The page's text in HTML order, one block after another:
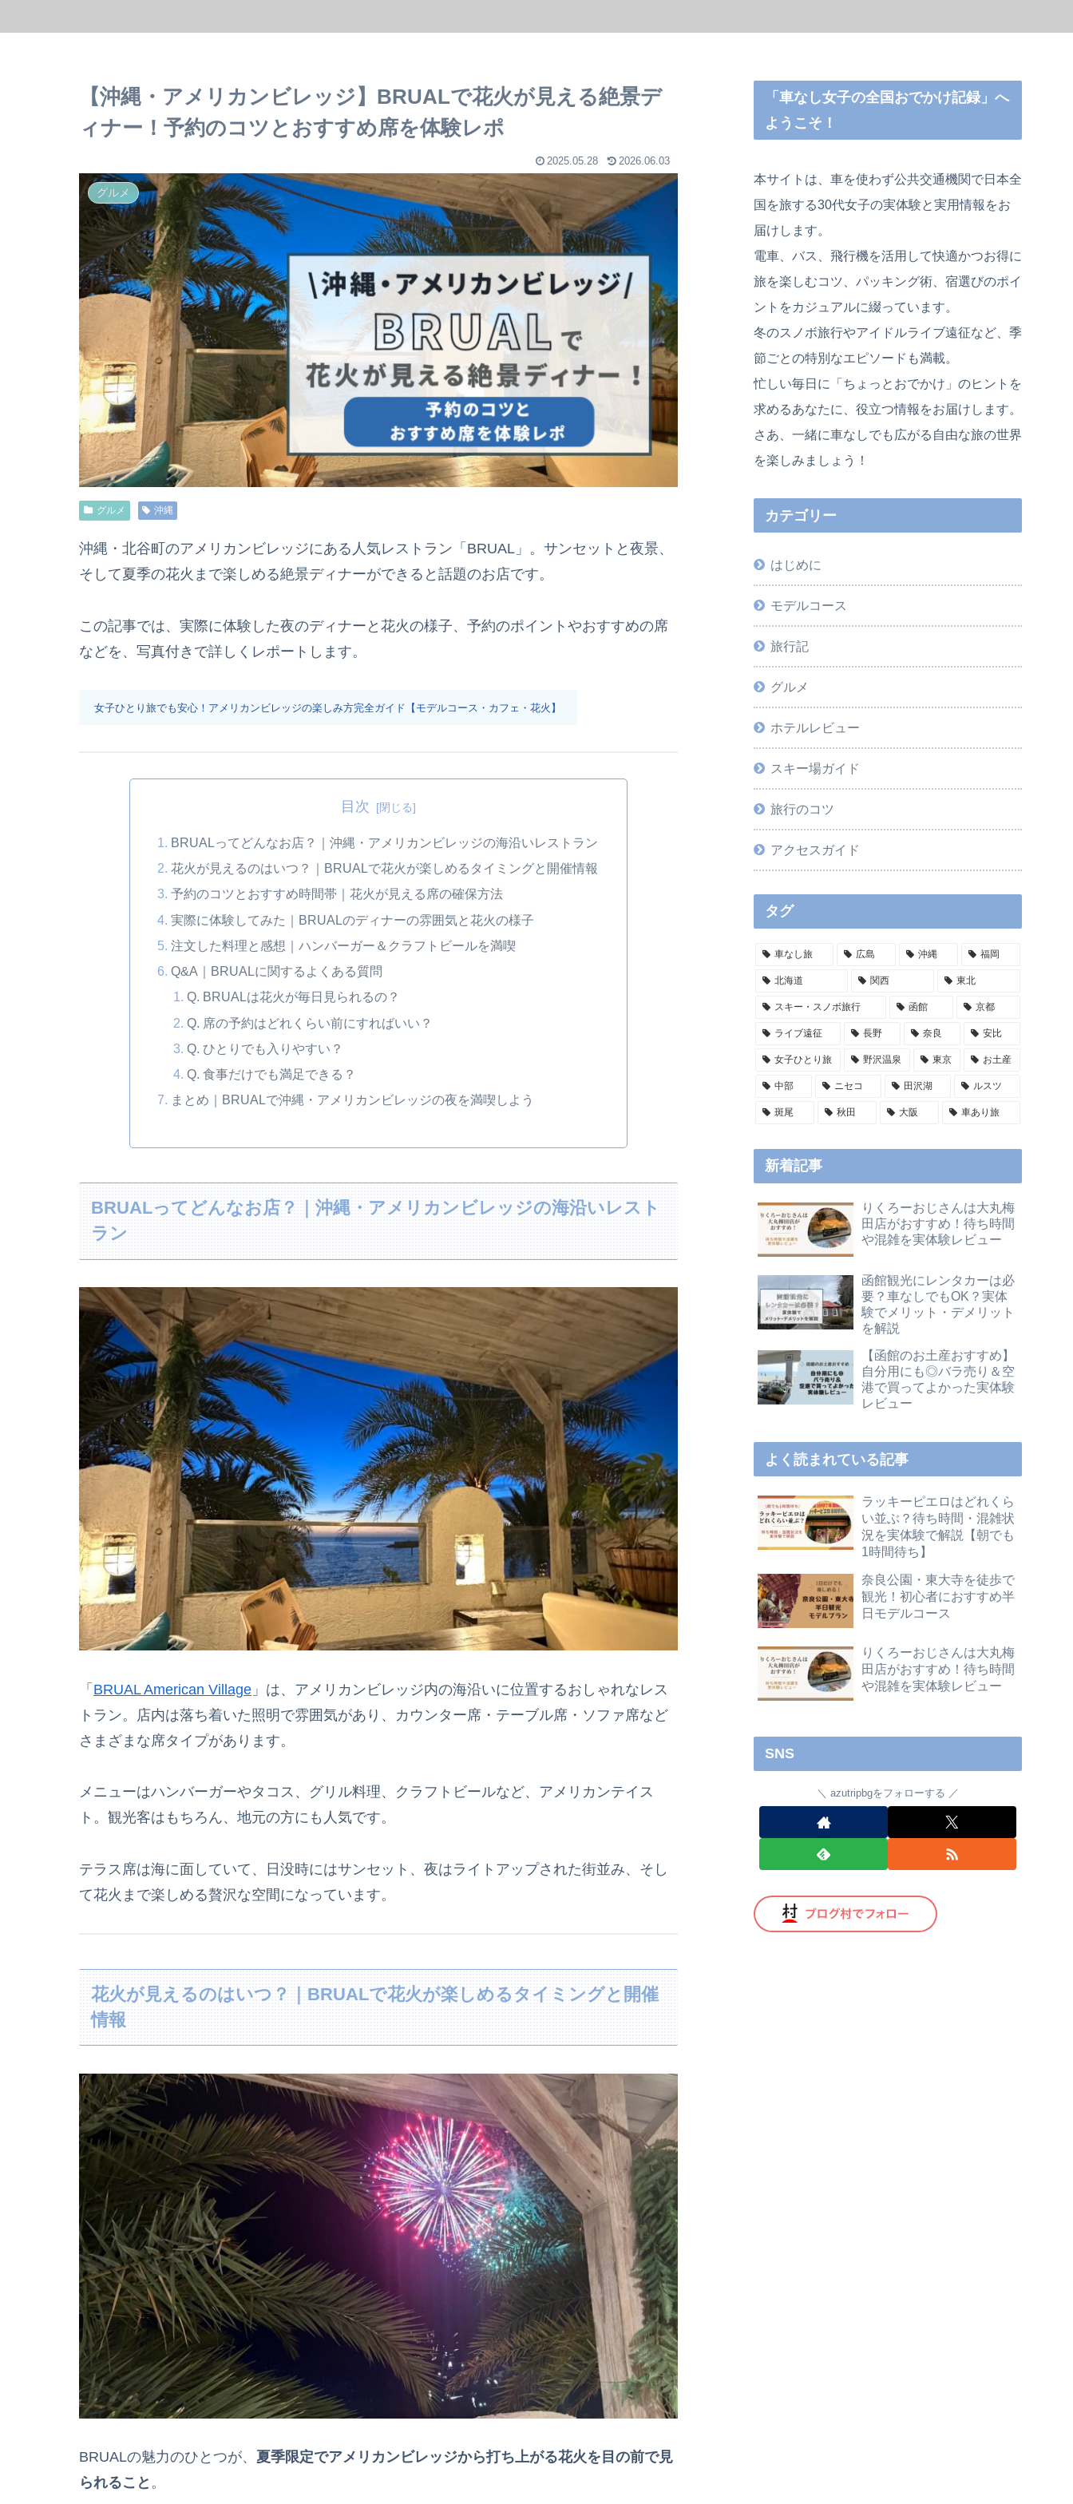
【沖縄・アメリカンビレッジ】BRUALで花火が見える絶景デ
ィナー！予約のコツとおすすめ席を体験レポ
2025.05.28 2026.06.03
グルメ
グルメ 沖縄
沖縄・北谷町のアメリカンビレッジにある人気レストラン「BRUAL」。サンセットと夜景、
そして夏季の花火まで楽しめる絶景ディナーができると話題のお店です。
この記事では、実際に体験した夜のディナーと花火の様子、予約のポイントやおすすめの席
などを、写真付きで詳しくレポートします。
女子ひとり旅でも安心！アメリカンビレッジの楽しみ方完全ガイド【モデルコース・カフェ・花火】
目次
BRUALってどんなお店？｜沖縄・アメリカンビレッジの海沿いレストラン
花火が見えるのはいつ？｜BRUALで花火が楽しめるタイミングと開催情報
予約のコツとおすすめ時間帯｜花火が見える席の確保方法
実際に体験してみた｜BRUALのディナーの雰囲気と花火の様子
注文した料理と感想｜ハンバーガー＆クラフトビールを満喫
Q&A｜BRUALに関するよくある質問
Q. BRUALは花火が毎日見られるの？
Q. 席の予約はどれくらい前にすればいい？
Q. ひとりでも入りやすい？
Q. 食事だけでも満足できる？
まとめ｜BRUALで沖縄・アメリカンビレッジの夜を満喫しよう
BRUALってどんなお店？｜沖縄・アメリカンビレッジの海沿いレスト
ラン
「 BRUAL American Village 」は、アメリカンビレッジ内の海沿いに位置するおしゃれなレス
トラン。店内は落ち着いた照明で雰囲気があり、カウンター席・テーブル席・ソファ席など
さまざまな席タイプがあります。
メニューはハンバーガーやタコス、グリル料理、クラフトビールなど、アメリカンテイス
ト。観光客はもちろん、地元の方にも人気です。
テラス席は海に面していて、日没時にはサンセット、夜はライトアップされた街並み、そし
て花火まで楽しめる贅沢な空間になっています。
花火が見えるのはいつ？｜BRUALで花火が楽しめるタイミングと開催
情報
BRUALの魅力のひとつが、 夏季限定でアメリカンビレッジから打ち上がる花火を目の前で見
られること 。
「車なし女子の全国おでかけ記録」へ
ようこそ！
本サイトは、車を使わず公共交通機関で日本全
国を旅する30代女子の実体験と実用情報をお
届けします。
電車、バス、飛行機を活用して快適かつお得に
旅を楽しむコツ、パッキング術、宿選びのポイ
ントをカジュアルに綴っています。
冬のスノボ旅行やアイドルライブ遠征など、季
節ごとの特別なエピソードも満載。
忙しい毎日に「ちょっとおでかけ」のヒントを
求めるあなたに、役立つ情報をお届けします。
さあ、一緒に車なしでも広がる自由な旅の世界
を楽しみましょう！
カテゴリー
はじめに
モデルコース
旅行記
グルメ
ホテルレビュー
スキー場ガイド
旅行のコツ
アクセスガイド
タグ
車なし旅 広島 沖縄 福岡
北海道 関西 東北
スキー・スノボ旅行 函館 京都
ライブ遠征 長野 奈良 安比
女子ひとり旅 野沢温泉 東京 お土産
中部 ニセコ 田沢湖 ルスツ
斑尾 秋田 大阪 車あり旅
新着記事
りくろーおじさんは大丸梅
田店がおすすめ！待ち時間
や混雑を実体験レビュー
函館観光にレンタカーは必
要？車なしでもOK？実体
験でメリット・デメリット
を解説
【函館のお土産おすすめ】
自分用にも◎バラ売り＆空
港で買ってよかった実体験
レビュー
よく読まれている記事
ラッキーピエロはどれくら
い並ぶ？待ち時間・混雑状
況を実体験で解説【朝でも
1時間待ち】
奈良公園・東大寺を徒歩で
観光！初心者におすすめ半
日モデルコース
りくろーおじさんは大丸梅
田店がおすすめ！待ち時間
や混雑を実体験レビュー
SNS
azutripbgをフォローする